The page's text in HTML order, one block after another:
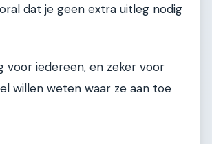
dat je geen extra uitleg nodig
voor iedereen, en zeker voor
willen weten waar ze aan toe